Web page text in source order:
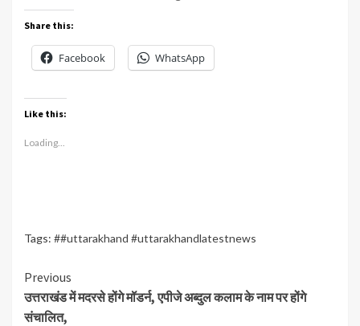
Share this:
Facebook WhatsApp
Like this:
Loading...
Tags: ##uttarakhand #uttarakhandlatestnews
Continue
Reading
Previous
उत्तराखंड में मदरसे होंगे मॉडर्न, एपीजे अब्दुल कलाम के नाम पर होंगे
संचालित,